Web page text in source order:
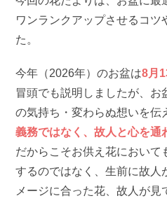
ワンランクアップさせるコツ
た。
今年（2026年）のお盆は8月
冒頭でも説明しましたが、
の気持ち・変わらぬ想いを伝
義務ではなく、故人と心を通
だからこそお供え花において
するのではなく、生前に故人
メージに合った花、故人が